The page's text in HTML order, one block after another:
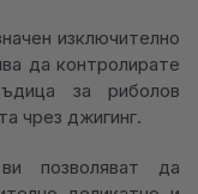
изключително
да контролирате
за риболов
чрез джигинг.
позволяват да